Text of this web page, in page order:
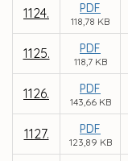
1124. PDF
118,78 KB
1125. PDF
118,7 KB
1126. PDF
143,66 KB
1127. PDF
123,89 KB